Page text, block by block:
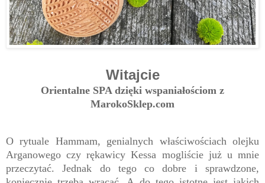
Witajcie
Orientalne SPA dzięki wspaniałościom z
MarokoSklep.com
O rytuale Hammam, genialnych właściwościach olejku
Arganowego czy rękawicy Kessa mogliście już u mnie
przeczytać. Jednak do tego co dobre i sprawdzone,